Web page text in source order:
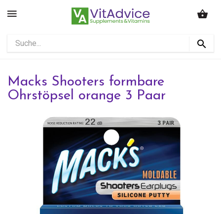
Macks Shooters formbare
Ohrstöpsel orange 3 Paar